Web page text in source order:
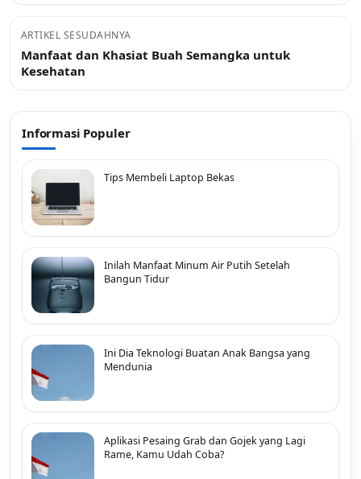
ARTIKEL SESUDAHNYA
Manfaat dan Khasiat Buah Semangka untuk
Kesehatan
Informasi Populer
Tips Membeli Laptop Bekas
Inilah Manfaat Minum Air Putih Setelah
Bangun Tidur
Ini Dia Teknologi Buatan Anak Bangsa yang
Mendunia
Aplikasi Pesaing Grab dan Gojek yang Lagi
Rame, Kamu Udah Coba?